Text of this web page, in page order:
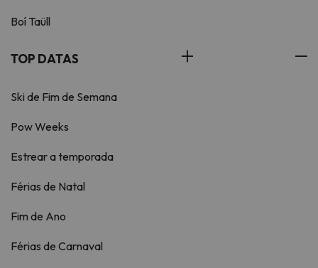
Boí Taüll
TOP DATAS
Ski de Fim de Semana
Pow Weeks
Estrear a temporada
Férias de Natal
Fim de Ano
Férias de Carnaval